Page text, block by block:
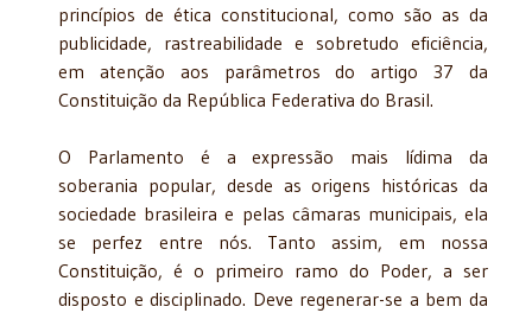
princípios de ética constitucional, como são as da
publicidade, rastreabilidade e sobretudo eficiência,
em atenção aos parâmetros do artigo 37 da
Constituição da República Federativa do Brasil.
O Parlamento é a expressão mais lídima da
soberania popular, desde as origens históricas da
sociedade brasileira e pelas câmaras municipais, ela
se perfez entre nós. Tanto assim, em nossa
Constituição, é o primeiro ramo do Poder, a ser
disposto e disciplinado. Deve regenerar-se a bem da